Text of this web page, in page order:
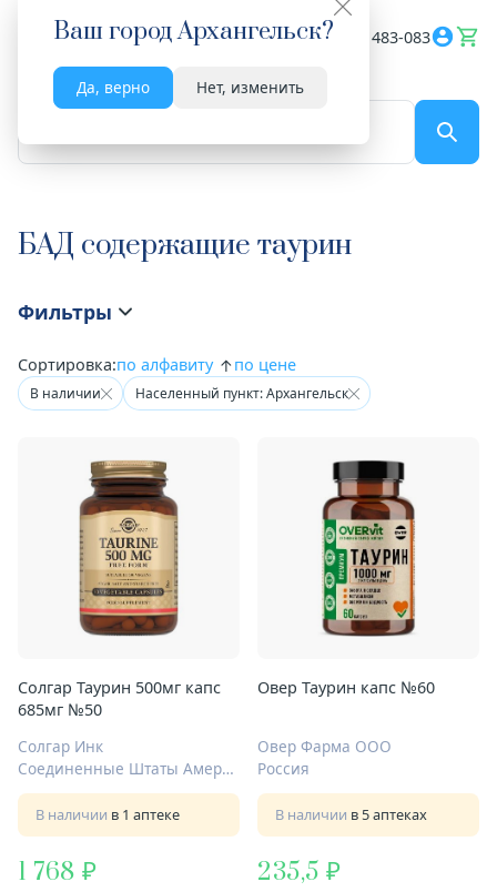
Ваш городАрхангельск?
Да, верно Нет, изменить
Весь сайт 8182 483-083
БАД содержащие таурин
Фильтры
Сортировка:по алфавиту по цене
В наличии Населенный пункт: Архангельск
Солгар Таурин 500мг капс
685мг №50
Солгар Инк
Соединенные Штаты Америки
В наличии в 1 аптеке
1 768
Овер Таурин капс №60
Овер Фарма ООО
Россия
В наличии в 5 аптеках
235,5